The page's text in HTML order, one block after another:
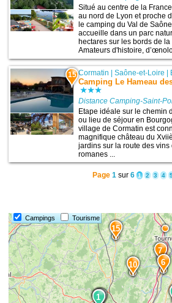
Situé au centre de la
au nord de Lyon et proche
le camping du Val de
accueille dans un parc
hectares sur les bords de la
Amateurs d'histoire,
15 Cormatin |Saône-et-Loire |
Camping Le Hameau
Distance Camping-Saint-
Etape idéale sur le chemin
ou lieu de séjour en
village de Cormatin est
magnifique château du
jardins sur la route des vins
romanes ...
Page 1sur 6 1 2 3 4
Campings Tourisme
15
10
9
7
6
1
1